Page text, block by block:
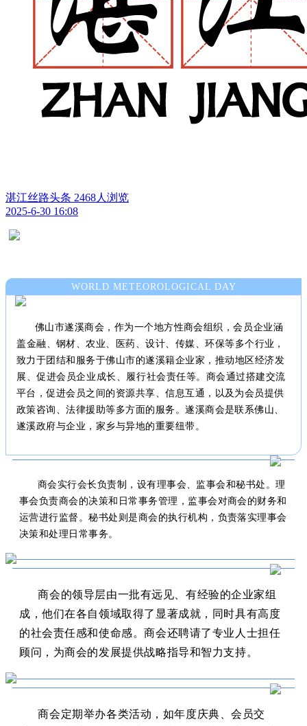
湛江丝路头条 2468人浏览
2025-6-30 16:08
WORLD METEOROLOGICAL DAY
佛山市遂溪商会，作为一个地方性商会组织，会员企业涵
盖金融、钢材、农业、医药、设计、传媒、环保等多个行业，
致力于团结和服务于佛山市的遂溪籍企业家， 推动地区经济发
展、促进会员企业成长、履行社会责任等。 商会通过搭建交流
平台，促进会员之间的资源共享、信息互通，以及为会员提供
政策咨询、法律援助等多方面的服务。遂溪商会是联系佛山、
遂溪政府与企业，家乡与异地的重要纽带。
商会实行会长负责制，设有理事会、监事会和秘书处。理
事会负责商会的决策和日常事务管理，监事会对商会的财务和
运营进行监督。秘书处则是商会的执行机构，负责落实理事会
决策和处理日常事务。
商会的领导层由一批有远见、有经验的企业家组
成，他们在各自领域取得了显著成就，同时具有高度
的社会责任感和使命感。商会还聘请了专业人士担任
顾问，为商会的发展提供战略指导和智力支持。
商会定期举办各类活动，如年度庆典、会员交